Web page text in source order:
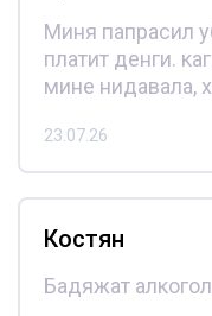
Миня папрасил
платит денги.
мине нидавала,
23.07.26
Костян
Бадяжат